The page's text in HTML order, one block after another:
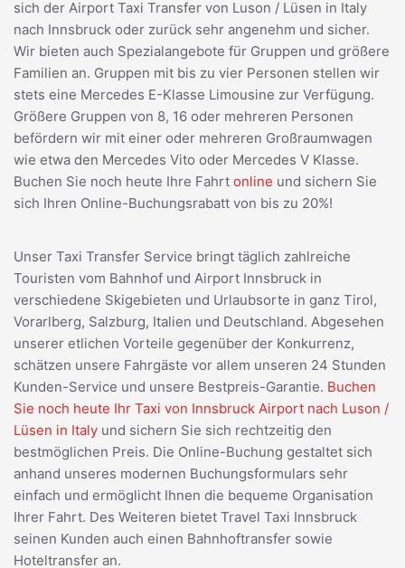
sich der Airport Taxi Transfer von Luson / Lüsen in Italy
nach Innsbruck oder zurück sehr angenehm und sicher.
Wir bieten auch Spezialangebote für Gruppen und größere
Familien an. Gruppen mit bis zu vier Personen stellen wir
stets eine Mercedes E-Klasse Limousine zur Verfügung.
Größere Gruppen von 8, 16 oder mehreren Personen
befördern wir mit einer oder mehreren Großraumwagen
wie etwa den Mercedes Vito oder Mercedes V Klasse.
Buchen Sie noch heute Ihre Fahrt online und sichern Sie
sich Ihren Online-Buchungsrabatt von bis zu 20%!
Unser Taxi Transfer Service bringt täglich zahlreiche
Touristen vom Bahnhof und Airport Innsbruck in
verschiedene Skigebieten und Urlaubsorte in ganz Tirol,
Vorarlberg, Salzburg, Italien und Deutschland. Abgesehen
unserer etlichen Vorteile gegenüber der Konkurrenz,
schätzen unsere Fahrgäste vor allem unseren 24 Stunden
Kunden-Service und unsere Bestpreis-Garantie. Buchen
Sie noch heute Ihr Taxi von Innsbruck Airport nach Luson /
Lüsen in Italy und sichern Sie sich rechtzeitig den
bestmöglichen Preis. Die Online-Buchung gestaltet sich
anhand unseres modernen Buchungsformulars sehr
einfach und ermöglicht Ihnen die bequeme Organisation
Ihrer Fahrt. Des Weiteren bietet Travel Taxi Innsbruck
seinen Kunden auch einen Bahnhoftransfer sowie
Hoteltransfer an.